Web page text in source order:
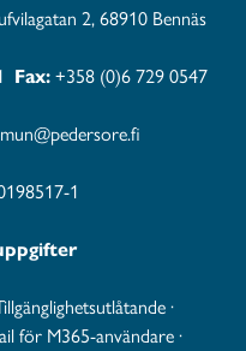
2, 68910 Bennäs
Fax:+358 (0)6 729 0547
1
·
för M365-användare·